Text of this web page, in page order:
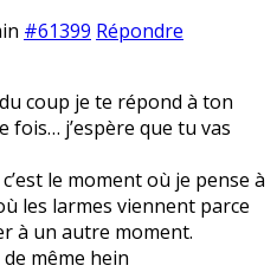
#61399 Répondre
coup je te répond à ton
fois… j’espère que tu vas
le moment où je pense à
les larmes viennent parce
à un autre moment.
de même hein